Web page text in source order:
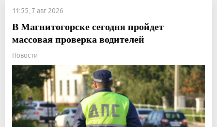
11:55, 7 авг 2026
В Магнитогорске сегодня пройдет
массовая проверка водителей
Новости